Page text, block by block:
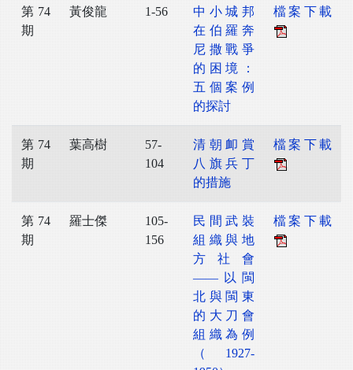
第 74
期
黃俊龍 1-56
中小城邦
在伯羅奔
尼撒戰爭
的困境：
五個案例
的探討
檔案下載
第 74
期
葉高樹
57-
104
清朝卹賞
八旗兵丁
的措施
檔案下載
第 74
期
羅士傑
105-
156
民間武裝
組織與地
方社會
——以閩
北與閩東
的大刀會
組織為例
（1927-
檔案下載